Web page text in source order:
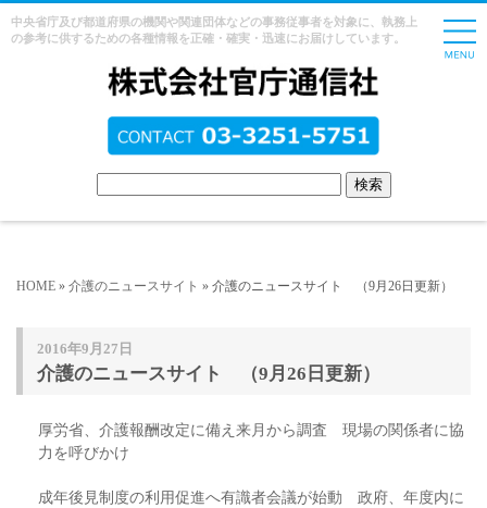
中央省庁及び都道府県の機関や関連団体などの事務従事者を対象に、執務上
の参考に供するための各種情報を正確・確実・迅速にお届けしています。
HOME » 介護のニュースサイト » 介護のニュースサイト （9月26日更新）
2016年9月27日
介護のニュースサイト （9月26日更新）
厚労省、介護報酬改定に備え来月から調査 現場の関係者に協
力を呼びかけ
成年後見制度の利用促進へ有識者会議が始動 政府、年度内に